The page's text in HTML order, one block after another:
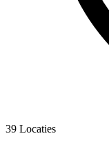
39 Locaties